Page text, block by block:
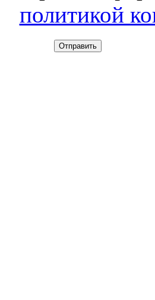
политикой
Отправить